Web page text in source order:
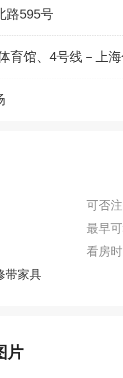
路595号
育馆、4号线－上
可否
最早
看房
带家具
片